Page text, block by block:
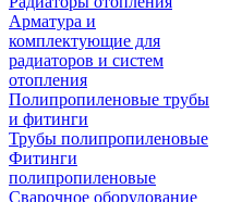
Арматура и
комплектующие для
радиаторов и систем
отопления
Полипропиленовые трубы
и фитинги
Трубы полипропиленовые
Фитинги
полипропиленовые
Сварочное оборудование